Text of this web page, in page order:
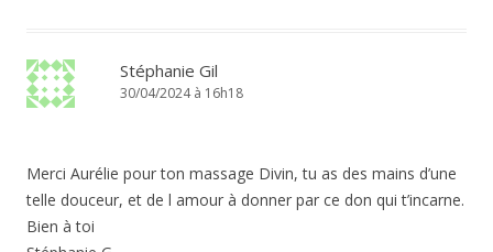
Stéphanie Gil
30/04/2024 à 16h18
Merci Aurélie pour ton massage Divin, tu as des mains d’une
telle douceur, et de l amour à donner par ce don qui t’incarne.
Bien à toi